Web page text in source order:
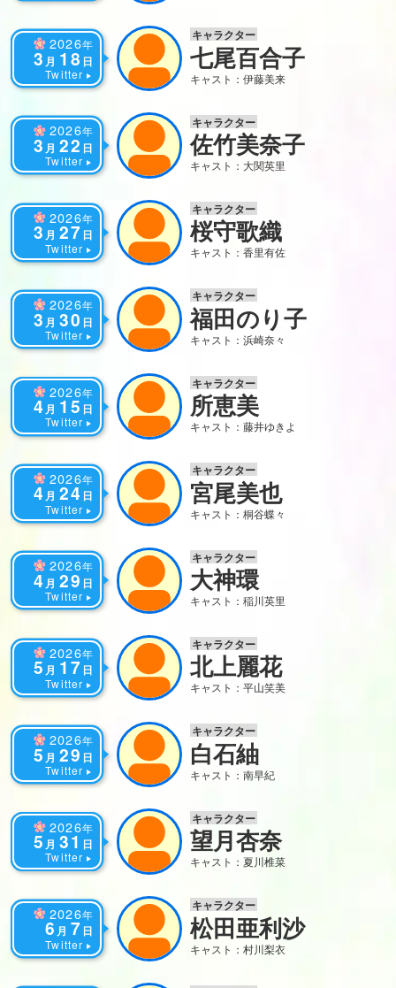
2026年
3 月 18 日
Twitter
キャラクター
七尾百合子
キャスト：伊藤美来
2026年
3 月 22 日
Twitter
キャラクター
佐竹美奈子
キャスト：大関英里
2026年
3 月 27 日
Twitter
キャラクター
桜守歌織
キャスト：香里有佐
2026年
3月 30 日
Twitter
キャラクター
福田のり子
キャスト：浜崎奈々
2026年
4 月 15 日
Twitter
キャラクター
所恵美
キャスト：藤井ゆきよ
2026年
4 月 24 日
Twitter
キャラクター
宮尾美也
キャスト：桐谷蝶々
2026年
4 月 29 日
Twitter
キャラクター
大神環
キャスト：稲川英里
2026年
5 月 17 日
Twitter
キャラクター
北上麗花
キャスト：平山笑美
2026年
5月 29 日
Twitter
キャラクター
白石紬
キャスト：南早紀
2026年
5 月 31 日
Twitter
キャラクター
望月杏奈
キャスト：夏川椎菜
2026年
6 月 7 日
Twitter
キャラクター
松田亜利沙
キャスト：村川梨衣